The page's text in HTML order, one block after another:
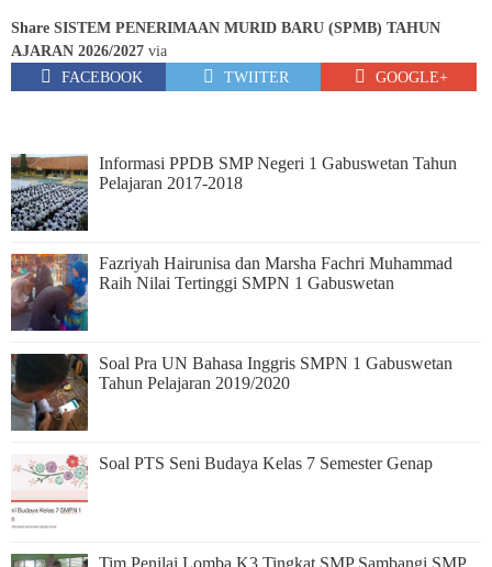
Share SISTEM PENERIMAAN MURID BARU (SPMB) TAHUN
AJARAN 2026/2027 via
FACEBOOK
TWIITER GOOGLE+
Informasi PPDB SMP Negeri 1 Gabuswetan Tahun
Pelajaran 2017-2018
Fazriyah Hairunisa dan Marsha Fachri Muhammad
Raih Nilai Tertinggi SMPN 1 Gabuswetan
Soal Pra UN Bahasa Inggris SMPN 1 Gabuswetan
Tahun Pelajaran 2019/2020
Soal PTS Seni Budaya Kelas 7 Semester Genap